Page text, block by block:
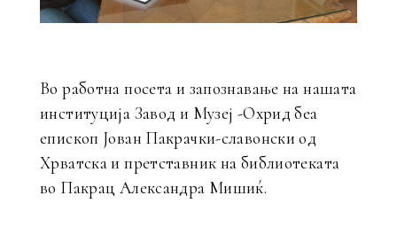
Во работна посета и запознавање на нашата
институција Завод и Музеј -Охрид беа
епископ Јован Пакрачки-славонски од
Хрватска и претставник на библиотеката
во Пакрац Александра Мишиќ.